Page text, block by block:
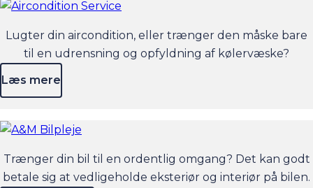
Lugter din aircondition, eller trænger den måske bare
til en udrensning og opfyldning af kølervæske?
Læs mere
Trænger din bil til en ordentlig omgang? Det kan godt
betale sig at vedligeholde eksteriør og interiør på bilen.